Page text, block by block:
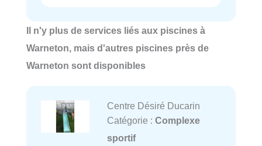
Il n'y plus de services liés aux piscines à
Warneton, mais d'autres piscines près de
Warneton sont disponibles
Centre Désiré Ducarin
Catégorie : Complexe
sportif